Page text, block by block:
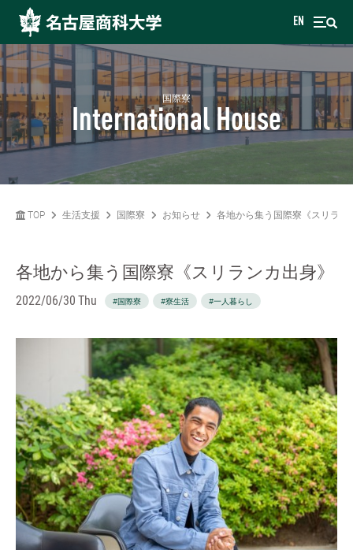
EN
国際寮
International House
TOP 生活支援 国際寮 お知らせ 各地から集う国際寮《スリラン
各地から集う国際寮《スリランカ出身》
2022/06/30 Thu #国際寮 #寮生活 #一人暮らし